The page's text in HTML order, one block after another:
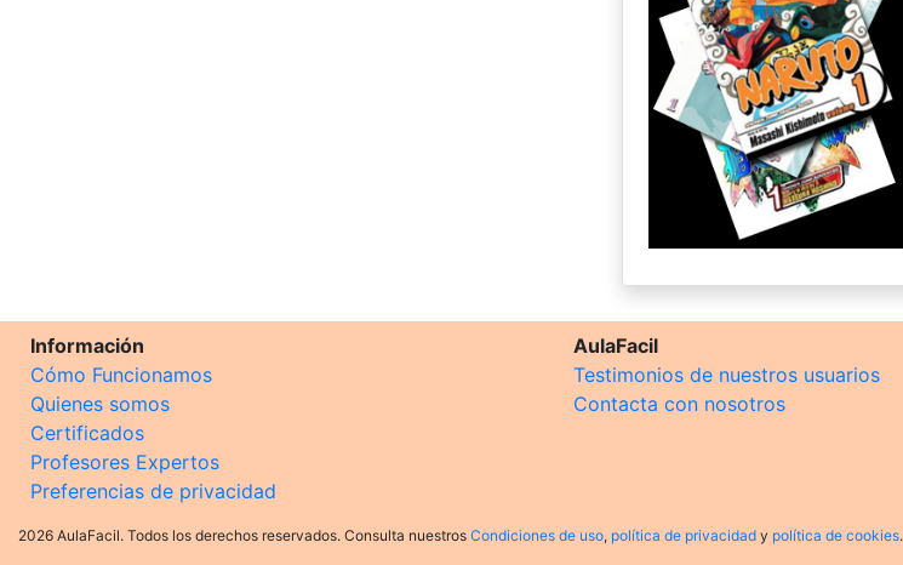
Información
Cómo Funcionamos
Quienes somos
Certificados
Profesores Expertos
Preferencias de privacidad
AulaFacil
Testimonios de nuestros usuarios
Contacta con nosotros
2026 AulaFacil. Todos los derechos reservados. Consulta nuestros Condiciones de uso, política de privacidad y política de cookies.